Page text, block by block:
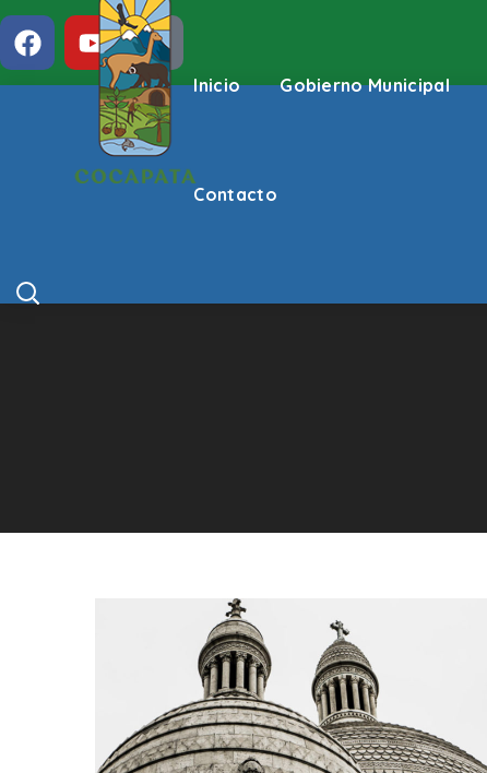
Inicio Gobierno Municipal
Contacto